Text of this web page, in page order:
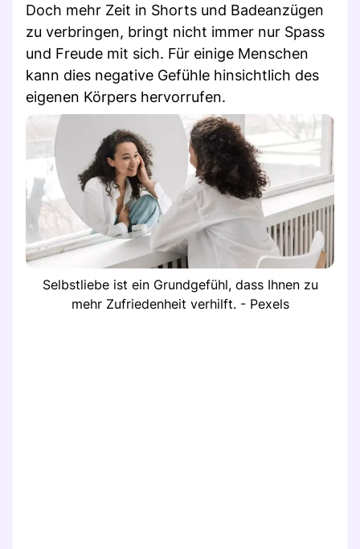
Doch mehr Zeit in Shorts und Badeanzügen
zu verbringen, bringt nicht immer nur Spass
und Freude mit sich. Für einige Menschen
kann dies negative Gefühle hinsichtlich des
eigenen Körpers hervorrufen.
Selbstliebe ist ein Grundgefühl, dass Ihnen zu
mehr Zufriedenheit verhilft. - Pexels